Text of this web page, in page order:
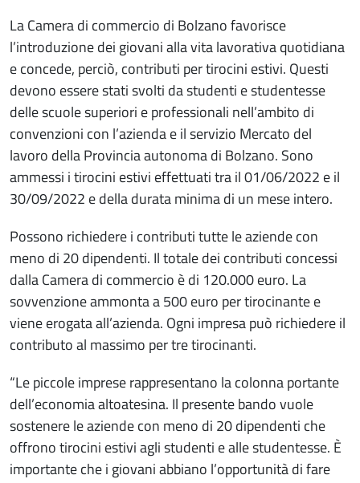
La Camera di commercio di Bolzano favorisce
l’introduzione dei giovani alla vita lavorativa quotidiana
e concede, perciò, contributi per tirocini estivi. Questi
devono essere stati svolti da studenti e studentesse
delle scuole superiori e professionali nell’ambito di
convenzioni con l’azienda e il servizio Mercato del
lavoro della Provincia autonoma di Bolzano. Sono
ammessi i tirocini estivi effettuati tra il 01/06/2022 e il
30/09/2022 e della durata minima di un mese intero.
Possono richiedere i contributi tutte le aziende con
meno di 20 dipendenti. Il totale dei contributi concessi
dalla Camera di commercio è di 120.000 euro. La
sovvenzione ammonta a 500 euro per tirocinante e
viene erogata all’azienda. Ogni impresa può richiedere il
contributo al massimo per tre tirocinanti.
“Le piccole imprese rappresentano la colonna portante
dell’economia altoatesina. Il presente bando vuole
sostenere le aziende con meno di 20 dipendenti che
offrono tirocini estivi agli studenti e alle studentesse. È
importante che i giovani abbiano l’opportunità di fare